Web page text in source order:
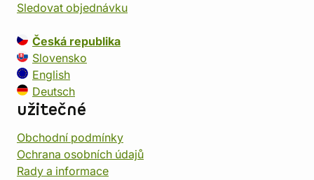
Sledovat objednávku
Česká republika
Slovensko
English
Deutsch
užitečné
Obchodní podmínky
Ochrana osobních údajů
Rady a informace